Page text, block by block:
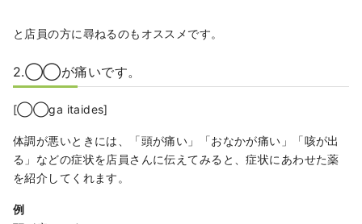
と店員の方に尋ねるのもオススメです。
2.◯◯が痛いです。
[◯◯ga itaides]
体調が悪いときには、「頭が痛い」「おなかが痛い」「咳が出
る」などの症状を店員さんに伝えてみると、症状にあわせた薬
を紹介してくれます。
例